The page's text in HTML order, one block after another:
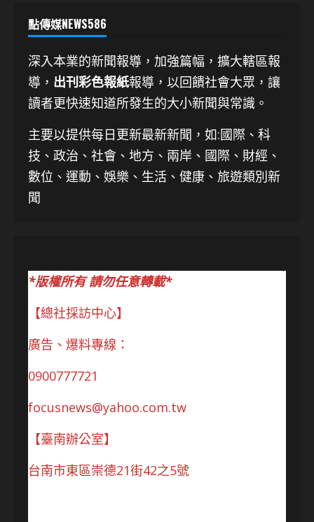
點傳媒NEWS586
深入本業的新聞報導，加強篇幅，擴大轄區報
導， 出刊彩色報紙報導，以回饋社會大眾，讓
讀者更快速知道所發生的大小新聞與常識。
主要以提供每日更新最新新聞 ，如:國際、科
技、 政治、社會、地方、兩岸、國際、財經、
數位、運動、娛樂、生活、健康、旅遊類別新
聞
*版權所有 請勿任意轉載*
【總社採訪中心】
廣告、爆料專線：
0900777721
focusnews@yahoo.com.tw
【臺南辦公室】
台南市東區崇德21街42之5號